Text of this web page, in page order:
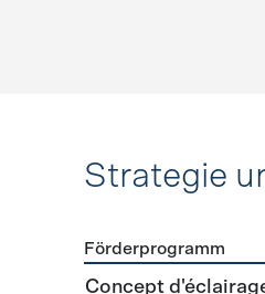
Strategie
Förderprogramme
Förderprogramm
Concept